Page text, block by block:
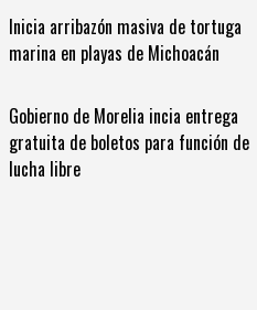
Inicia arribazón masiva de tortuga
marina en playas de Michoacán
Gobierno de Morelia incia entrega
gratuita de boletos para función de
lucha libre